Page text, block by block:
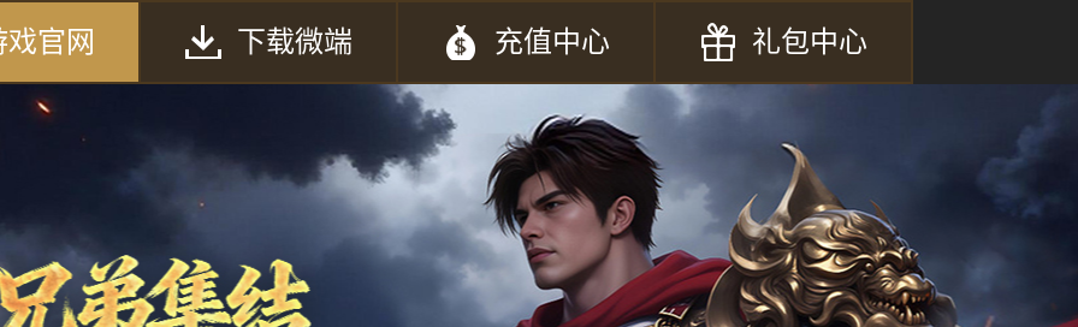
戏官网 下载微端 充值中心 礼包中心